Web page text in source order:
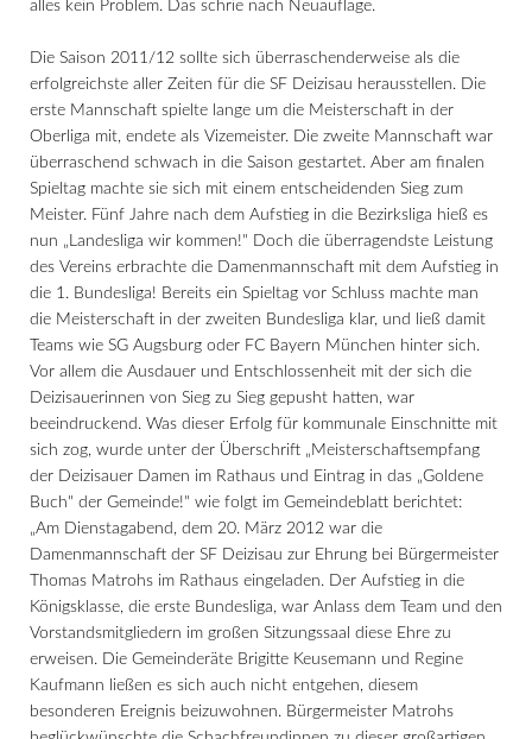
alles kein Problem. Das schrie nach Neuauflage.
Die Saison 2011/12 sollte sich überraschenderweise als die
erfolgreichste aller Zeiten für die SF Deizisau herausstellen. Die
erste Mannschaft spielte lange um die Meisterschaft in der
Oberliga mit, endete als Vizemeister. Die zweite Mannschaft war
überraschend schwach in die Saison gestartet. Aber am finalen
Spieltag machte sie sich mit einem entscheidenden Sieg zum
Meister. Fünf Jahre nach dem Aufstieg in die Bezirksliga hieß es
nun „Landesliga wir kommen!" Doch die überragendste Leistung
des Vereins erbrachte die Damenmannschaft mit dem Aufstieg in
die 1. Bundesliga! Bereits ein Spieltag vor Schluss machte man
die Meisterschaft in der zweiten Bundesliga klar, und ließ damit
Teams wie SG Augsburg oder FC Bayern München hinter sich.
Vor allem die Ausdauer und Entschlossenheit mit der sich die
Deizisauerinnen von Sieg zu Sieg gepusht hatten, war
beeindruckend. Was dieser Erfolg für kommunale Einschnitte mit
sich zog, wurde unter der Überschrift „Meisterschaftsempfang
der Deizisauer Damen im Rathaus und Eintrag in das „Goldene
Buch" der Gemeinde!" wie folgt im Gemeindeblatt berichtet:
„Am Dienstagabend, dem 20. März 2012 war die
Damenmannschaft der SF Deizisau zur Ehrung bei Bürgermeister
Thomas Matrohs im Rathaus eingeladen. Der Aufstieg in die
Königsklasse, die erste Bundesliga, war Anlass dem Team und den
Vorstandsmitgliedern im großen Sitzungssaal diese Ehre zu
erweisen. Die Gemeinderäte Brigitte Keusemann und Regine
Kaufmann ließen es sich auch nicht entgehen, diesem
besonderen Ereignis beizuwohnen. Bürgermeister Matrohs